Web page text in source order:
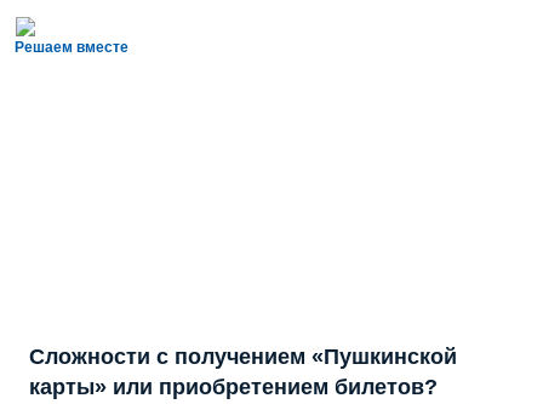
Решаем вместе
Сложности с получением «Пушкинской
карты» или приобретением билетов?